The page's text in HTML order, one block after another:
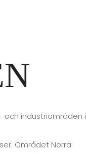
och industriområden i
Området Norra